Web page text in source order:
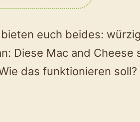
euch beides:
Diese Mac and Cheese
das funktionieren